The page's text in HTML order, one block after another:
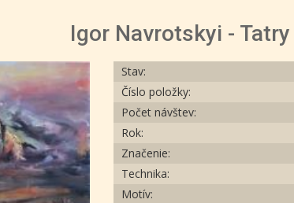
Igor Navrotskyi - Tatry
Stav:
Číslo položky:
Počet návštev:
Rok:
Značenie:
Technika:
Motív: